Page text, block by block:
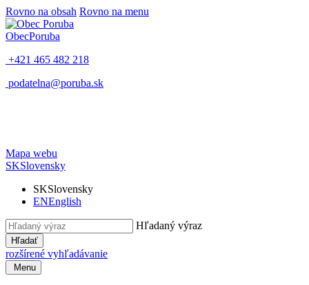
Rovno na obsah Rovno na menu
ObecPoruba
+421 465 482 218
podatelna@poruba.sk
Mapa webu
SKSlovensky
SKSlovensky
ENEnglish
Hľadaný výraz
Hľadať
rozšírené vyhľadávanie
Menu